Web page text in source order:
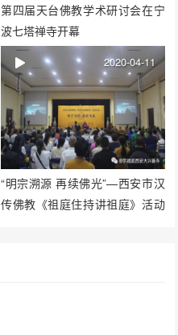
第四届天台佛教学术研讨会在宁
波七塔禅寺开幕
“明宗溯源 再续佛光”—西安市汉
传佛教《祖庭住持讲祖庭》活动
2020-04-11